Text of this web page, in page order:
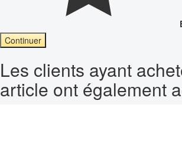
Continuer
Les clients ayant
article ont également